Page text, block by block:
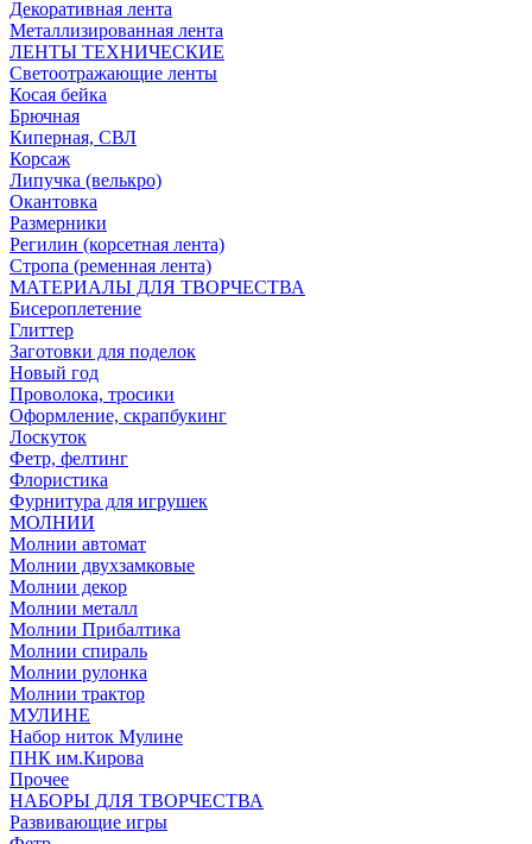
Декоративная лента
Металлизированная лента
ЛЕНТЫ ТЕХНИЧЕСКИЕ
Светоотражающие ленты
Косая бейка
Брючная
Киперная, СВЛ
Корсаж
Липучка (велькро)
Окантовка
Размерники
Регилин (корсетная лента)
Стропа (ременная лента)
МАТЕРИАЛЫ ДЛЯ ТВОРЧЕСТВА
Бисероплетение
Глиттер
Заготовки для поделок
Новый год
Проволока, тросики
Оформление, скрапбукинг
Лоскуток
Фетр, фелтинг
Флористика
Фурнитура для игрушек
МОЛНИИ
Молнии автомат
Молнии двухзамковые
Молнии декор
Молнии металл
Молнии Прибалтика
Молнии спираль
Молнии рулонка
Молнии трактор
МУЛИНЕ
Набор ниток Мулине
ПНК им.Кирова
Прочее
НАБОРЫ ДЛЯ ТВОРЧЕСТВА
Развивающие игры